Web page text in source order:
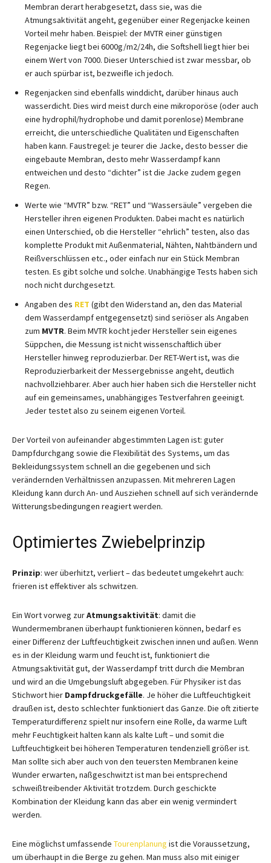
Membran derart herabgesetzt, dass sie, was die
Atmungsaktivität angeht, gegenüber einer Regenjacke keinen
Vorteil mehr haben. Beispiel: der MVTR einer günstigen
Regenjacke liegt bei 6000g/m2/24h, die Softshell liegt hier bei
einem Wert von 7000. Dieser Unterschied ist zwar messbar, ob
er auch spürbar ist, bezweifle ich jedoch.
Regenjacken sind ebenfalls winddicht, darüber hinaus auch
wasserdicht. Dies wird meist durch eine mikroporöse (oder auch
eine hydrophil/hydrophobe und damit porenlose) Membrane
erreicht, die unterschiedliche Qualitäten und Eigenschaften
haben kann. Faustregel: je teurer die Jacke, desto besser die
eingebaute Membran, desto mehr Wasserdampf kann
entweichen und desto “dichter” ist die Jacke zudem gegen
Regen.
Werte wie “MVTR” bzw. “RET” und “Wassersäule” vergeben die
Hersteller ihren eigenen Produkten. Dabei macht es natürlich
einen Unterschied, ob die Hersteller “ehrlich” testen, also das
komplette Produkt mit Außenmaterial, Nähten, Nahtbändern und
Reißverschlüssen etc., oder einfach nur ein Stück Membran
testen. Es gibt solche und solche. Unabhängige Tests haben sich
noch nicht durchgesetzt.
Angaben des RET (gibt den Widerstand an, den das Material
dem Wasserdampf entgegensetzt) sind seriöser als Angaben
zum MVTR. Beim MVTR kocht jeder Hersteller sein eigenes
Süppchen, die Messung ist nicht wissenschaftlich über
Hersteller hinweg reproduzierbar. Der RET-Wert ist, was die
Reproduzierbarkeit der Messergebnisse angeht, deutlich
nachvollziehbarer. Aber auch hier haben sich die Hersteller nicht
auf ein gemeinsames, unabhängiges Testverfahren geeinigt.
Jeder testet also zu seinem eigenen Vorteil.
Der Vorteil von aufeinander abgestimmten Lagen ist: guter
Dampfdurchgang sowie die Flexibilität des Systems, um das
Bekleidungssystem schnell an die gegebenen und sich
verändernden Verhältnissen anzupassen. Mit mehreren Lagen
Kleidung kann durch An- und Ausziehen schnell auf sich verändernde
Witterungsbedingungen reagiert werden.
Optimiertes Zwiebelprinzip
Prinzip: wer überhitzt, verliert – das bedeutet umgekehrt auch:
frieren ist effektiver als schwitzen.
Ein Wort vorweg zurAtmungsaktivität: damit die
Wundermembranen überhaupt funktionieren können, bedarf es
einer Differenz der Luftfeuchtigkeit zwischen innen und außen. Wenn
es in der Kleidung warm und feucht ist, funktioniert die
Atmungsaktivität gut, der Wasserdampf tritt durch die Membran
und wird an die Umgebungsluft abgegeben. Für Physiker ist das
Stichwort hier Dampfdruckgefälle. Je höher die Luftfeuchtigkeit
draußen ist, desto schlechter funktioniert das Ganze. Die oft zitierte
Temperaturdifferenz spielt nur insofern eine Rolle, da warme Luft
mehr Feuchtigkeit halten kann als kalte Luft – und somit die
Luftfeuchtigkeit bei höheren Temperaturen tendenziell größer ist.
Man sollte sich aber auch von den teuersten Membranen keine
Wunder erwarten, naßgeschwitzt ist man bei entsprechend
schweißtreibender Aktivität trotzdem. Durch geschickte
Kombination der Kleidung kann das aber ein wenig vermindert
werden.
Eine möglichst umfassende Tourenplanung ist die Voraussetzung,
um überhaupt in die Berge zu gehen. Man muss also mit einiger